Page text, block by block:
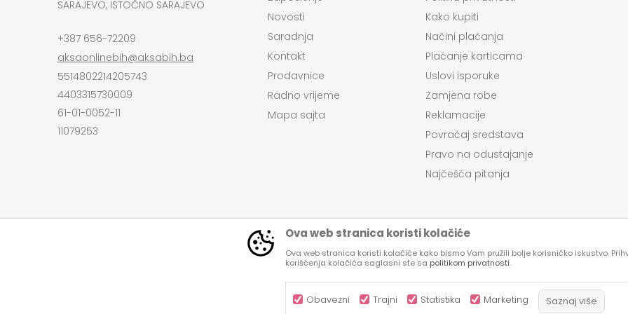
SARAJEVO, ISTOČNO SARAJEVO
+387 656-72209
aksaonlinebih@aksabih.ba
5514802214205743
4403315730009
61-01-0052-11
11079253
Novosti
Saradnja
Kontakt
Prodavnice
Radno vrijeme
Mapa sajta
Kako kupiti
Načini plaćanja
Plaćanje karticama
Uslovi isporuke
Zamjena robe
Reklamacije
Povraćaj sredstava
Pravo na odustajanje
Najčešća pitanja
Svi artikli prikazani na sajtu su deo naše ponude, ali ne podrazumeva da su dostupni u
Ova web stranica koristi kolačiće
Ova web stranica koristi kolačiće kako bismo Vam pružili bolje korisničko iskustvo.
korišćenja kolačića saglasni ste sa politikom privatnosti.
Obavezni Trajni Statistika Marketing Saznaj više